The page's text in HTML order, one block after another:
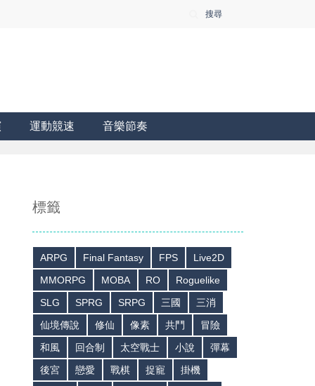
搜尋
運動競速 音樂節奏
標籤
ARPG Final Fantasy FPS
Live2D
MMORPG
MOBA RO
Roguelike
SLG
SPRG SRPG 三國
三消
仙境傳說
修仙 像素 共鬥
冒險
和風
回合制 太空戰士 小說
彈幕
後宮
戀愛 戰棋 捉寵
掛機